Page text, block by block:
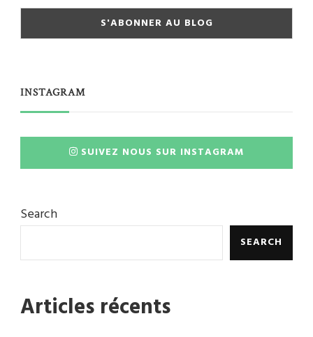
INSTAGRAM
SUIVEZ NOUS SUR INSTAGRAM
Search
SEARCH
Articles récents